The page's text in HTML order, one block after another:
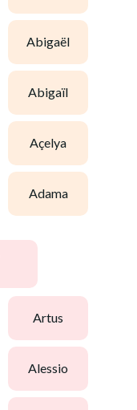
abigaël
abigaïl
açelya
adama
artus
alessio